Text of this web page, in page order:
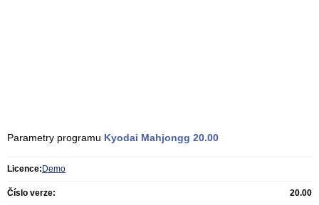
Parametry programu Kyodai Mahjongg 20.00
Licence: Demo
Číslo verze: 20.00